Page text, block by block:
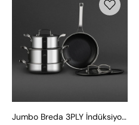
Breda
3PLY
7
Çelik
Tencere
Jumbo Breda 3PLY İndüksiyon Tabanlı Çelik Tencere Seti 7 Parça